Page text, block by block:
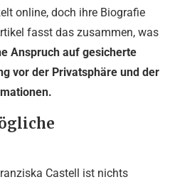
online, doch ihre Biografie
fasst das zusammen, was
Anspruch auf gesicherte
vor der Privatsphäre und der
Castell ist nichts